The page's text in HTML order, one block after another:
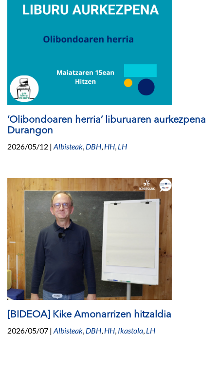
‘Olibondoaren herria’ liburuaren aurkezpena
Durangon
2026/05/12 | Albisteak DBH HH LH
[BIDEOA] Kike Amonarrizen hitzaldia
2026/05/07 | Albisteak DBH HH Ikastola LH